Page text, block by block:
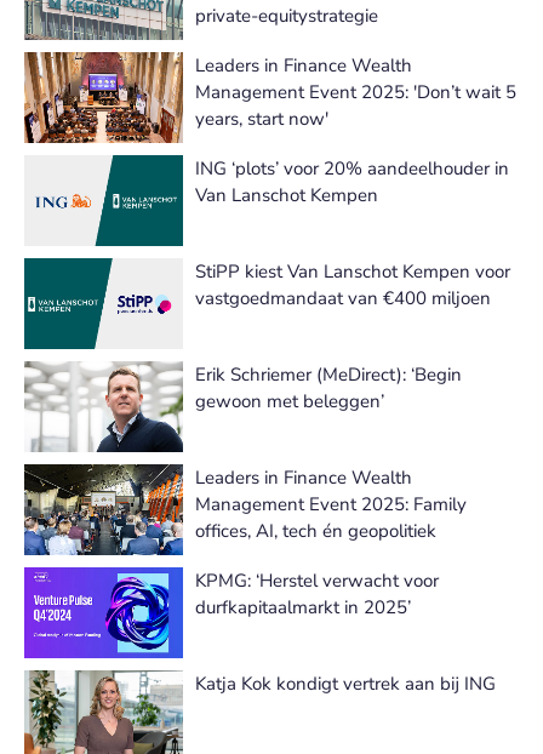
private-equitystrategie
Leaders in Finance Wealth
Management Event 2025: 'Don’t wait 5
years, start now'
ING ‘plots’ voor 20% aandeelhouder in
Van Lanschot Kempen
StiPP kiest Van Lanschot Kempen voor
vastgoedmandaat van €400 miljoen
Erik Schriemer (MeDirect): ‘Begin
gewoon met beleggen’
Leaders in Finance Wealth
Management Event 2025: Family
offices, AI, tech én geopolitiek
KPMG: ‘Herstel verwacht voor
durfkapitaalmarkt in 2025’
Katja Kok kondigt vertrek aan bij ING